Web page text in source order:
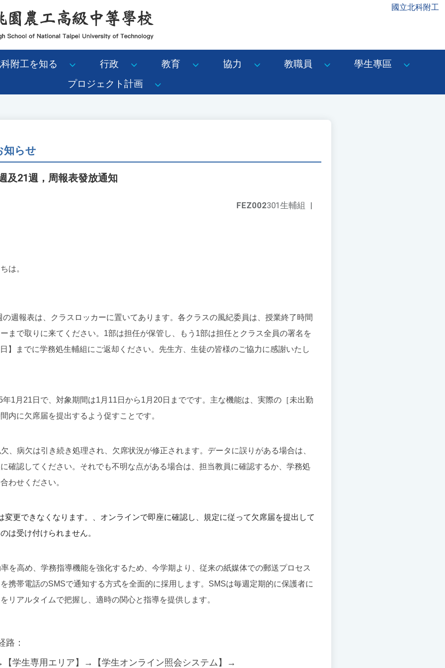
國立北科附工
附工を知る 行政 教育 協力 教職員
學生專區
プロジェクト計画
知らせ
及21週，周報表發放通知
FEZ002301生輔組 |
は。
週報表は、クラスロッカーに置いてあります。各クラスの風紀委員は、授業終了時間
まで取りに来てください。1部は担任が保管し、もう1部は担任とクラス全員の署名を
】までに学務処生輔組にご返却ください。先生方、生徒の皆様のご協力に感謝いたし
1月21日で、対象期間は1月11日から1月20日までです。主な機能は、実際の［未出勤
内に欠席届を提出するよう促すことです。
、病欠は引き続き処理され、欠席状況が修正されます。データに誤りがある場合は、
確認してください。それでも不明な点がある場合は、担当教員に確認するか、学務処
わせください。
更できなくなります。
、オンラインで即座に確認し、規定に従って欠席届を提出して
は受け付けられません。
を高め、学務指導機能を強化するため、今学期より、従来の紙媒体での郵送プロセス
携帯電話のSMSで通知する方式を全面的に採用します。SMSは毎週定期的に保護者に
リアルタイムで把握し、適時の関心と指導を提供します。
路：
学生専用エリア】→【学生オンライン照会システム】→